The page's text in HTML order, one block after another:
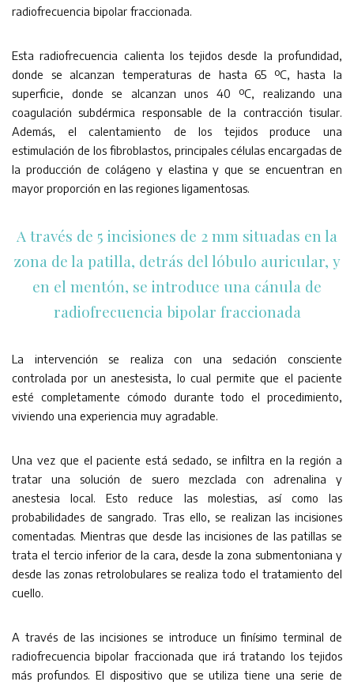
radiofrecuencia bipolar fraccionada.
Esta radiofrecuencia calienta los tejidos desde la profundidad,
donde se alcanzan temperaturas de hasta 65 ºC, hasta la
superficie, donde se alcanzan unos 40 ºC, realizando una
coagulación subdérmica responsable de la contracción tisular.
Además, el calentamiento de los tejidos produce una
estimulación de los fibroblastos, principales células encargadas de
la producción de colágeno y elastina y que se encuentran en
mayor proporción en las regiones ligamentosas.
A través de 5 incisiones de 2 mm situadas en la
zona de la patilla, detrás del lóbulo auricular, y
en el mentón, se introduce una cánula de
radiofrecuencia bipolar fraccionada
La intervención se realiza con una sedación consciente
controlada por un anestesista, lo cual permite que el paciente
esté completamente cómodo durante todo el procedimiento,
viviendo una experiencia muy agradable.
Una vez que el paciente está sedado, se infiltra en la región a
tratar una solución de suero mezclada con adrenalina y
anestesia local. Esto reduce las molestias, así como las
probabilidades de sangrado. Tras ello, se realizan las incisiones
comentadas. Mientras que desde las incisiones de las patillas se
trata el tercio inferior de la cara, desde la zona submentoniana y
desde las zonas retrolobulares se realiza todo el tratamiento del
cuello.
A través de las incisiones se introduce un finísimo terminal de
radiofrecuencia bipolar fraccionada que irá tratando los tejidos
más profundos. El dispositivo que se utiliza tiene una serie de